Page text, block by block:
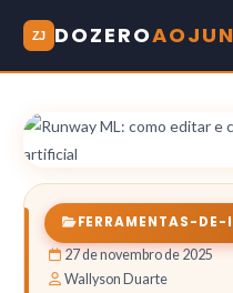
ZJ DOZERO
FERRAMENTAS-DE-
27 de novembro de 2025
Wallyson Duarte